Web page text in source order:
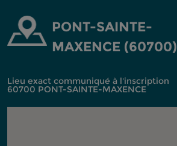
PONT-SAINTE-
MAXENCE (60700)
Lieu exact communiqué à l'inscription
60700 PONT-SAINTE-MAXENCE